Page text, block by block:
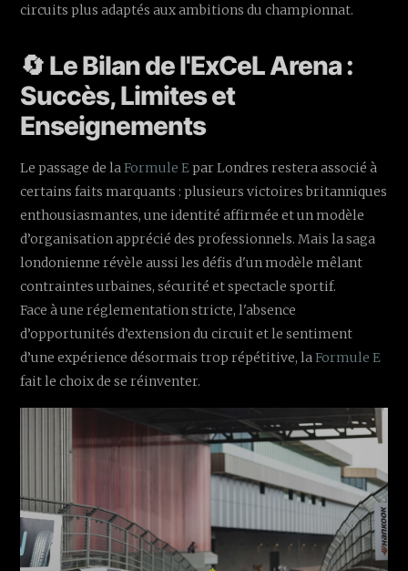
circuits plus adaptés aux ambitions du championnat.
🔄 Le Bilan de l'ExCeL Arena :
Succès, Limites et
Enseignements
Le passage de laFormule Epar Londres restera associé à
certains faits marquants : plusieurs victoires britanniques
enthousiasmantes, une identité affirmée et un modèle
d’organisation apprécié des professionnels. Mais la saga
londonienne révèle aussi les défis d'un modèle mêlant
contraintes urbaines, sécurité et spectacle sportif.
Face à une réglementation stricte, l'absence
d’opportunités d’extension du circuit et le sentiment
d’une expérience désormais trop répétitive, laFormule E
fait le choix de se réinventer.